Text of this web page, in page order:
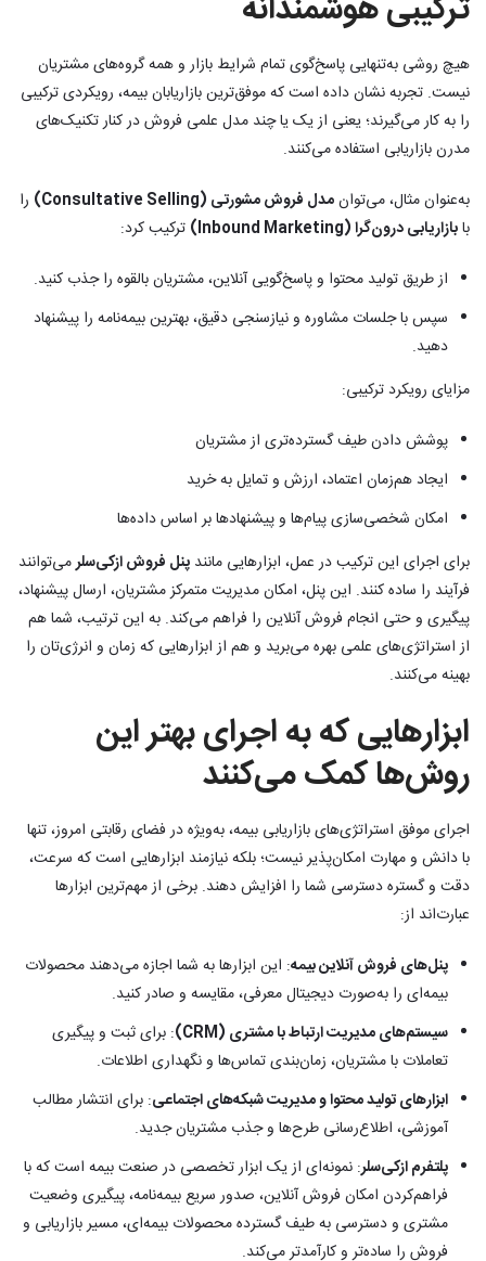
هیچ روشی به‌تنهایی پاسخ‌گوی تمام شرایط بازار و همه گروه‌های مشتریان
نیست. تجربه نشان داده است که موفق‌ترین بازاریابان بیمه، رویکردی ترکیبی
را به کار می‌گیرند؛ یعنی از یک یا چند مدل علمی فروش در کنار تکنیک‌های
مدرن بازاریابی استفاده می‌کنند.
به‌عنوان مثال، می‌توانمدل فروش مشورتی (Consultative Selling)
را
بابازاریابی درون‌گرا (Inbound Marketing)
ترکیب کرد:
از طریق تولید محتوا و پاسخ‌گویی آنلاین، مشتریان بالقوه را جذب کنید.
سپس با جلسات مشاوره و نیازسنجی دقیق، بهترین بیمه‌نامه را پیشنهاد
دهید.
مزایای رویکرد ترکیبی:
پوشش دادن طیف گسترده‌تری از مشتریان
ایجاد هم‌زمان اعتماد، ارزش و تمایل به خرید
امکان شخصی‌سازی پیام‌ها و پیشنهادها بر اساس داده‌ها
برای اجرای این ترکیب در عمل، ابزارهایی مانند پنل فروش ازکی‌سلرمی‌توانند
فرآیند را ساده کنند. این پنل، امکان مدیریت متمرکز مشتریان، ارسال پیشنهاد،
پیگیری و حتی انجام فروش آنلاین را فراهم می‌کند. به این ترتیب، شما هم
از استراتژی‌های علمی بهره می‌برید و هم از ابزارهایی که زمان و انرژی‌تان را
بهینه می‌کنند.
ابزارهایی که به اجرای بهتر این
روش‌ها کمک می‌کنند
اجرای موفق استراتژی‌های بازاریابی بیمه، به‌ویژه در فضای رقابتی امروز، تنها
با دانش و مهارت امکان‌پذیر نیست؛ بلکه نیازمند ابزارهایی است که سرعت،
دقت و گستره دسترسی شما را افزایش دهند. برخی از مهم‌ترین ابزارها
عبارت‌اند از:
پنل‌های فروش آنلاین بیمه: این ابزارها به شما اجازه می‌دهند محصولات
بیمه‌ای را به‌صورت دیجیتال معرفی، مقایسه و صادر کنید.
سیستم‌های مدیریت ارتباط با مشتری (CRM)
: برای ثبت و پیگیری
تعاملات با مشتریان، زمان‌بندی تماس‌ها و نگهداری اطلاعات.
ابزارهای تولید محتوا و مدیریت شبکه‌های اجتماعی: برای انتشار مطالب
آموزشی، اطلاع‌رسانی طرح‌ها و جذب مشتریان جدید.
پلتفرم ازکی‌سلر: نمونه‌ای از یک ابزار تخصصی در صنعت بیمه است که با
فراهم‌کردن امکان فروش آنلاین، صدور سریع بیمه‌نامه، پیگیری وضعیت
مشتری و دسترسی به طیف گسترده محصولات بیمه‌ای، مسیر بازاریابی و
فروش را ساده‌تر و کارآمدتر می‌کند.